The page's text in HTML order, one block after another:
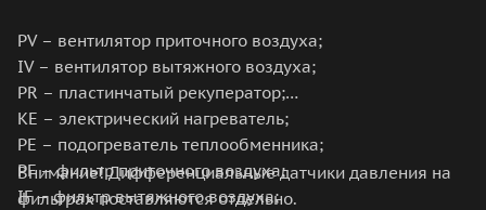
PV – вентилятор приточного воздуха;
IV – вентилятор вытяжного воздуха;
PR – пластинчатый рекуператор;
KЕ – электрический нагреватель;
PE – подогреватель теплообменника;
PF – фильтр приточного воздуха;
IF – фильтр вытяжного воздуха;
Внимание! Дифференциальные датчики давления на
фильтрах поставляются отдельно.